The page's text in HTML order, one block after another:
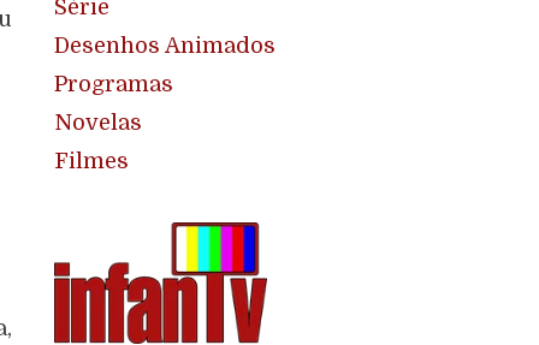
Série
Desenhos Animados
Programas
Novelas
Filmes